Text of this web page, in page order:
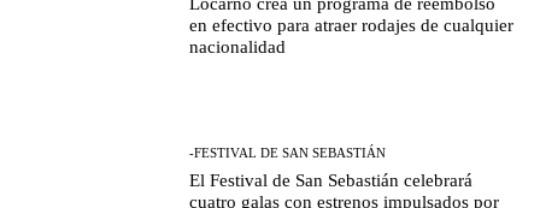
Locarno crea un programa de reembolso
en efectivo para atraer rodajes de cualquier
nacionalidad
-FESTIVAL DE SAN SEBASTIÁN
El Festival de San Sebastián celebrará
cuatro galas con estrenos impulsados por